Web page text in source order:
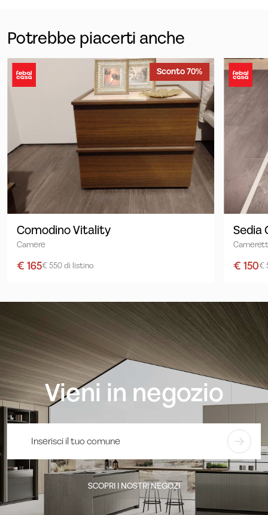
Potrebbe piacerti anche
Sconto 70%
Comodino Vitality
Camere
€ 165€ 550 di listino
Sedia
€ 150€
Vieni in negozio
SCOPRI I NOSTRI NEGOZI